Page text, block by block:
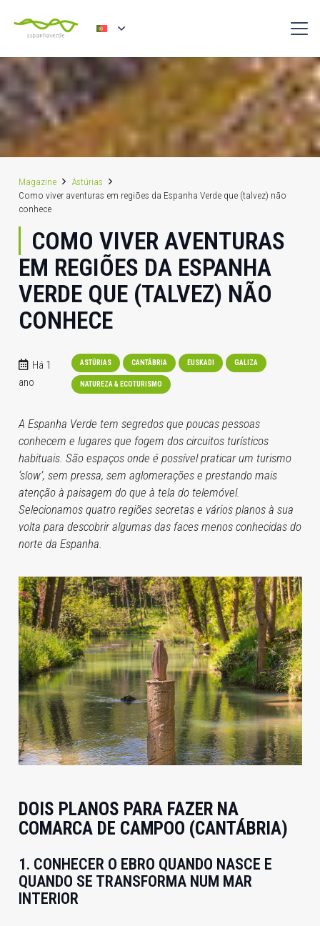
Magazine
Astúrias
Como viver aventuras em regiões da Espanha Verde que (talvez) não
conhece
COMO VIVER AVENTURAS
EM REGIÕES DA ESPANHA
VERDE QUE (TALVEZ) NÃO
CONHECE
Há 1
ano
ASTÚRIAS CANTÁBRIA EUSKADI GALIZA
NATUREZA & ECOTURISMO
A Espanha Verde tem segredos que poucas pessoas
conhecem e lugares que fogem dos circuitos turísticos
habituais. São espaços onde é possível praticar um turismo
‘slow’, sem pressa, sem aglomerações e prestando mais
atenção à paisagem do que à tela do telemóvel.
Selecionamos quatro regiões secretas e vários planos à sua
volta para descobrir algumas das faces menos conhecidas do
norte da Espanha.
DOIS PLANOS PARA FAZER NA
COMARCA DE CAMPOO (CANTÁBRIA)
1. CONHECER O EBRO QUANDO NASCE E
QUANDO SE TRANSFORMA NUM MAR
INTERIOR